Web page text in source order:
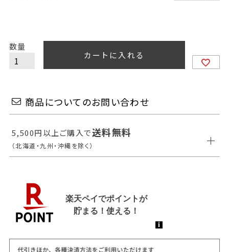
カートに入れる
商品についてのお問い合わせ
5,500円以上ご購入で送料無料
（北海道・九州・沖縄を除く）